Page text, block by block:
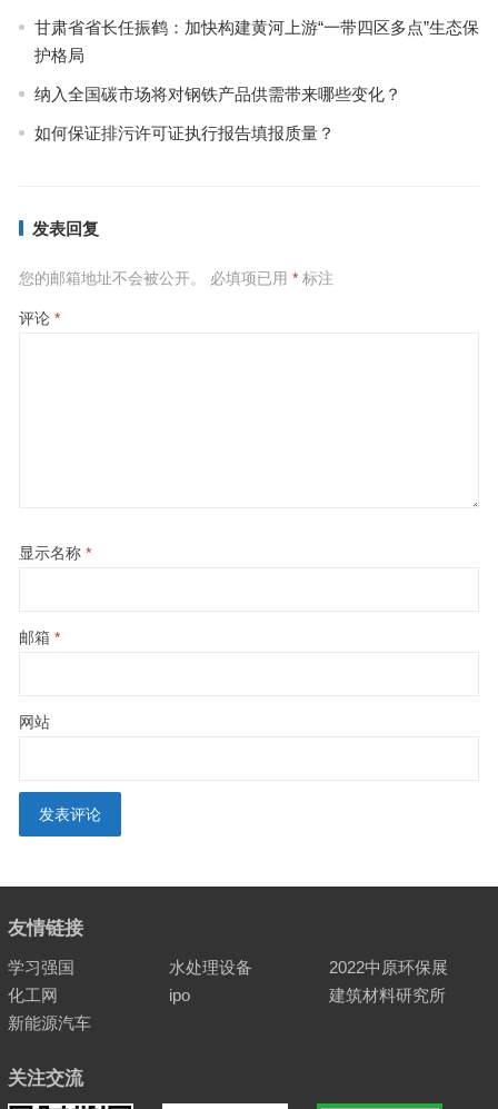
甘肃省省长任振鹤：加快构建黄河上游“一带四区多点”生态保
护格局
纳入全国碳市场将对钢铁产品供需带来哪些变化？
如何保证排污许可证执行报告填报质量？
发表回复
您的邮箱地址不会被公开。 必填项已用 *标注
评论 *
显示名称 *
邮箱 *
网站
友情链接
学习强国 水处理设备
2022中原环保展
化工网
ipo
建筑材料研究所
新能源汽车
关注交流